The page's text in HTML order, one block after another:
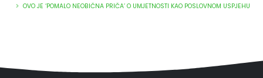
OVO JE ‘POMALO NEOBIČNA PRIČA’ O UMJETNOSTI KAO POSLOVNOM USPJEHU